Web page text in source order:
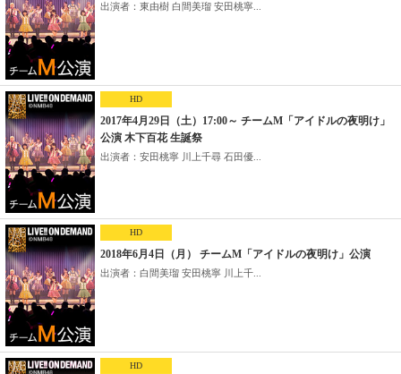
出演者：東由樹 白間美瑠 安田桃寧...
HD
2017年4月29日（土）17:00～ チームM「アイドルの夜明け」
公演 木下百花 生誕祭
出演者：安田桃寧 川上千尋 石田優...
HD
2018年6月4日（月） チームM「アイドルの夜明け」公演
出演者：白間美瑠 安田桃寧 川上千...
HD